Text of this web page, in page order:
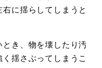
に揺らしてしまうと
き、物を壊したり汚
揺さぶってしまうこ